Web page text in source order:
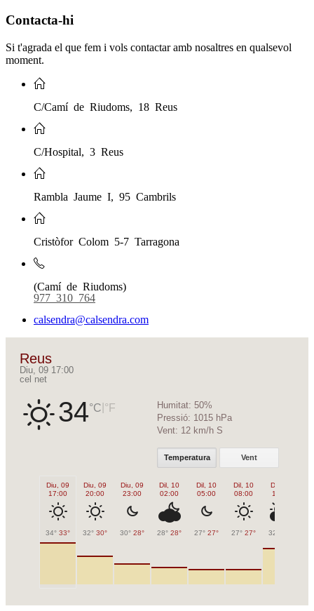
Contacta-hi
Si t'agrada el que fem i vols contactar amb nosaltres en qualsevol
moment.
C/Camí de Riudoms, 18 Reus
C/Hospital, 3 Reus
Rambla Jaume I, 95 Cambrils
Cristòfor Colom 5-7 Tarragona
(Camí de Riudoms)
977 310 764
calsendra@calsendra.com
Reus
Diu, 09 17:00
cel net
34°C °F Humitat: 50%
Pressió: 1015 hPa
Vent: 12 km/h S
Temperatura Vent
Diu, 09
17:00
34° 33°
Diu, 09
20:00
32° 30°
Diu, 09
23:00
30° 28°
Dil, 10
02:00
28° 28°
Dil, 10
05:00
27° 27°
Dil, 10
08:00
27° 27°
Dil, 10
11:00
32°